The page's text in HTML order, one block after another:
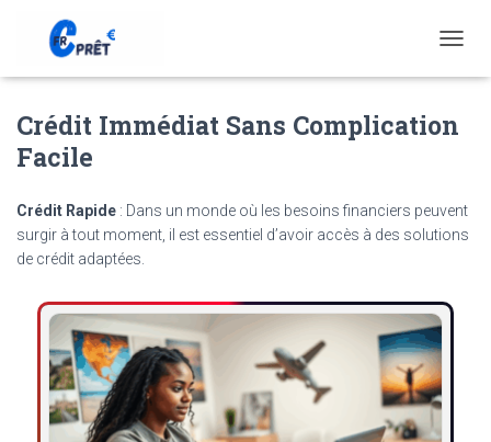
O
G
L
I
T
Crédit Immédiat Sans Complication
Facile
Crédit Rapide : Dans un monde où les besoins financiers peuvent
surgir à tout moment, il est essentiel d’avoir accès à des solutions
de crédit adaptées.